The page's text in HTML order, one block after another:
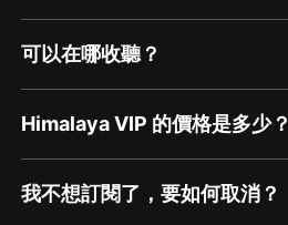
可以在哪收聽？
Himalaya VIP 的價格是多少？
我不想訂閱了，要如何取消？